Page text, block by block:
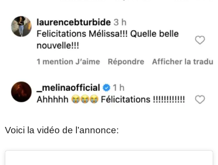
Voici la vidéo de l’annonce: